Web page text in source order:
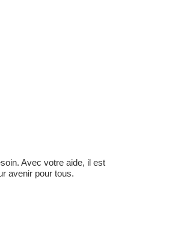
Avec votre aide, il est
avenir pour tous.